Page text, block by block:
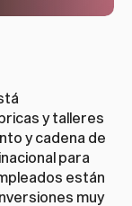
y talleres
y cadena de
para
están
muy